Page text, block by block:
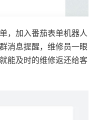
，加入番茄表单机器人
消息提醒，维修员一眼
能及时的维修返还给客